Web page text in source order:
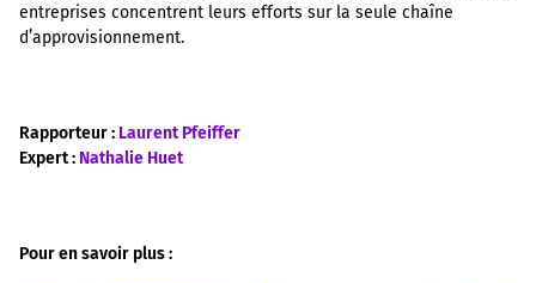
entreprises concentrent leurs efforts sur la seule chaîne
d’approvisionnement.
Rapporteur : Laurent Pfeiffer
Expert : Nathalie Huet
Pour en savoir plus :